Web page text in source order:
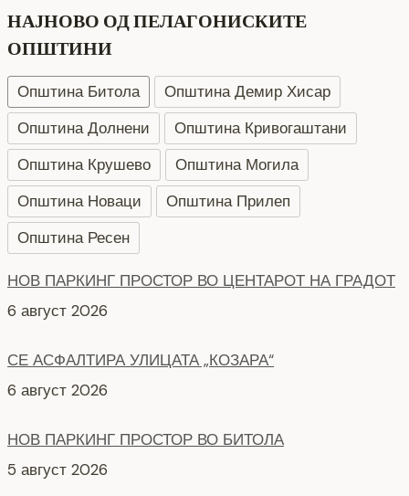
НАЈНОВО ОД ПЕЛАГОНИСКИТЕ
ОПШТИНИ
Општина Битола
Општина Демир Хисар
Општина Долнени
Општина Кривогаштани
Општина Крушево
Општина Могила
Општина Новаци
Општина Прилеп
Општина Ресен
СЕ АСФАЛТИРА УЛИЦАТА „КОЗАРА“
6 август 2026
НОВ ПАРКИНГ ПРОСТОР ВО БИТОЛА
5 август 2026
Интервју со кандидати за Надзорен одбор кои
продолжуваат во втора фаза ЈКП Водовод